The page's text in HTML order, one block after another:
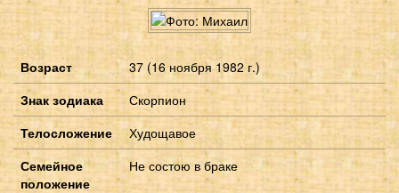
Возраст
37 (16 ноября 1982 г.)
Знак зодиака
Скорпион
Телосложение
Худощавое
Семейное
положение
Не состою в браке